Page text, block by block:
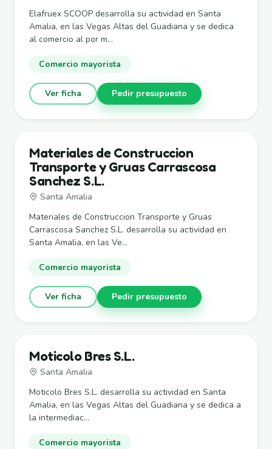
Elafruex SCOOP desarrolla su actividad en Santa
Amalia, en las Vegas Altas del Guadiana y se dedica
al comercio al por m...
Comercio mayorista
Ver ficha Pedir presupuesto
Materiales de Construccion
Transporte y Gruas Carrascosa
Sanchez S.L.
Santa Amalia
Materiales de Construccion Transporte y Gruas
Carrascosa Sanchez S.L. desarrolla su actividad en
Santa Amalia, en las Ve...
Comercio mayorista
Ver ficha Pedir presupuesto
Moticolo Bres S.L.
Santa Amalia
Moticolo Bres S.L. desarrolla su actividad en Santa
Amalia, en las Vegas Altas del Guadiana y se dedica a
la intermediac...
Comercio mayorista